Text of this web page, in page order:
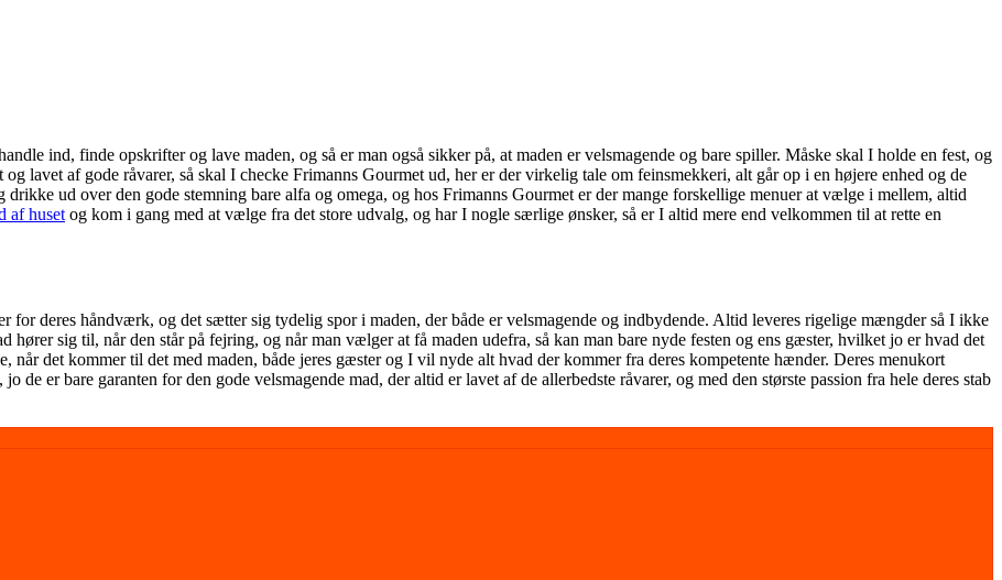
ind, finde opskrifter og lave maden, og så er man også sikker på, at maden er velsmagende og bare spiller. Måske skal I holde en fest, og
lavet af gode råvarer, så skal I checke Frimanns Gourmet ud, her er der virkelig tale om feinsmekkeri, alt går op i en højere enhed og de
drikke ud over den gode stemning bare alfa og omega, og hos Frimanns Gourmet er der mange forskellige menuer at vælge i mellem, altid
af huset og kom i gang med at vælge fra det store udvalg, og har I nogle særlige ønsker, så er I altid mere end velkommen til at rette en
for deres håndværk, og det sætter sig tydelig spor i maden, der både er velsmagende og indbydende. Altid leveres rigelige mængder så I ikke
sig til, når den står på fejring, og når man vælger at få maden udefra, så kan man bare nyde festen og ens gæster, hvilket jo er hvad det
det kommer til det med maden, både jeres gæster og I vil nyde alt hvad der kommer fra deres kompetente hænder. Deres menukort
de er bare garanten for den gode velsmagende mad, der altid er lavet af de allerbedste råvarer, og med den største passion fra hele deres stab